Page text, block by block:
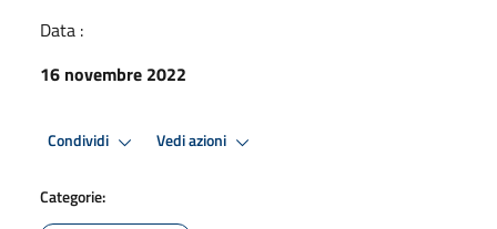
Data :
16 novembre 2022
Condividi Vedi azioni
Categorie: